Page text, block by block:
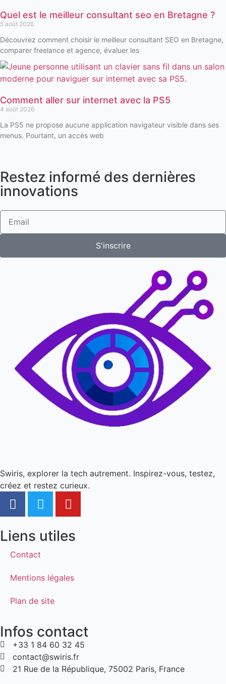
Quel est le meilleur consultant seo en Bretagne ?
5 août 2026
Découvrez comment choisir le meilleur consultant SEO en Bretagne,
comparer freelance et agence, évaluer les
Comment aller sur internet avec la PS5
4 août 2026
La PS5 ne propose aucune application navigateur visible dans ses
menus. Pourtant, un accès web
Restez informé des dernières
innovations
S'inscrire
Swiris, explorer la tech autrement. Inspirez-vous, testez,
créez et restez curieux.
Liens utiles
Contact
Mentions légales
Plan de site
Infos contact
+33 1 84 60 32 45
contact@swiris.fr
21 Rue de la République, 75002 Paris, France